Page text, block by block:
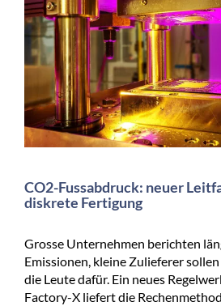
CO2-Fussabdruck: neuer
diskrete Fertigung
Grosse Unternehmen berichten
Emissionen, kleine Zulieferer
die Leute dafür. Ein neues
Factory-X liefert die